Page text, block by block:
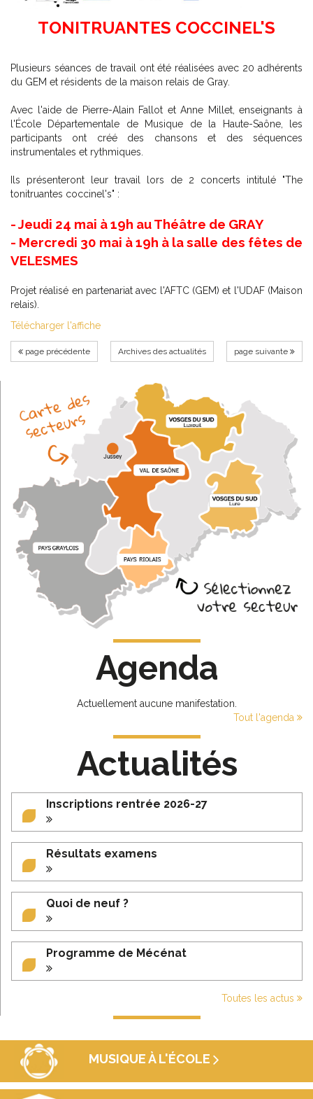
TONITRUANTES COCCINEL'S
Plusieurs séances de travail ont été réalisées avec 20 adhérents
du GEM et résidents de la maison relais de Gray.
Avec l'aide de Pierre-Alain Fallot et Anne Millet, enseignants à
l'École Départementale de Musique de la Haute-Saône, les
participants ont créé des chansons et des séquences
instrumentales et rythmiques.
Ils présenteront leur travail lors de 2 concerts intitulé "The
tonitruantes coccinel's" :
- Jeudi 24 mai à 19h au Théâtre de GRAY
- Mercredi 30 mai à 19h à la salle des fêtes de
VELESMES
Projet réalisé en partenariat avec l'AFTC (GEM) et l'UDAF (Maison
relais).
Télécharger l'affiche
page précédente Archives des actualités page suivante
Agenda
Actuellement aucune manifestation.
Tout l'agenda
Actualités
Inscriptions rentrée 2026-27
Résultats examens
Quoi de neuf ?
Programme de Mécénat
Toutes les actus
MUSIQUE À L'ÉCOLE